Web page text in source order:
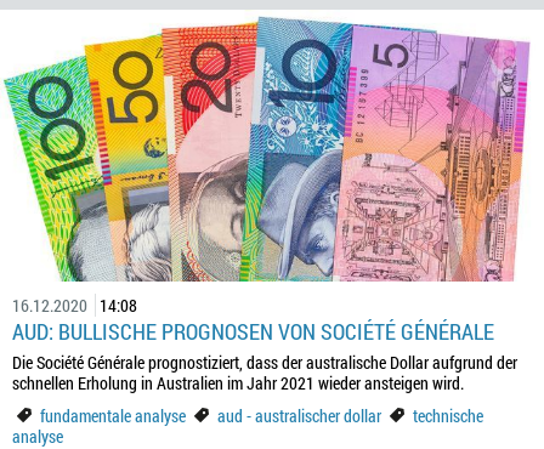
16.12.2020 14:08
AUD: BULLISCHE PROGNOSEN VON SOCIÉTÉ GÉNÉRALE
Die Société Générale prognostiziert, dass der australische Dollar aufgrund der
schnellen Erholung in Australien im Jahr 2021 wieder ansteigen wird.
fundamentale analyse
aud - australischer dollar
technische
analyse